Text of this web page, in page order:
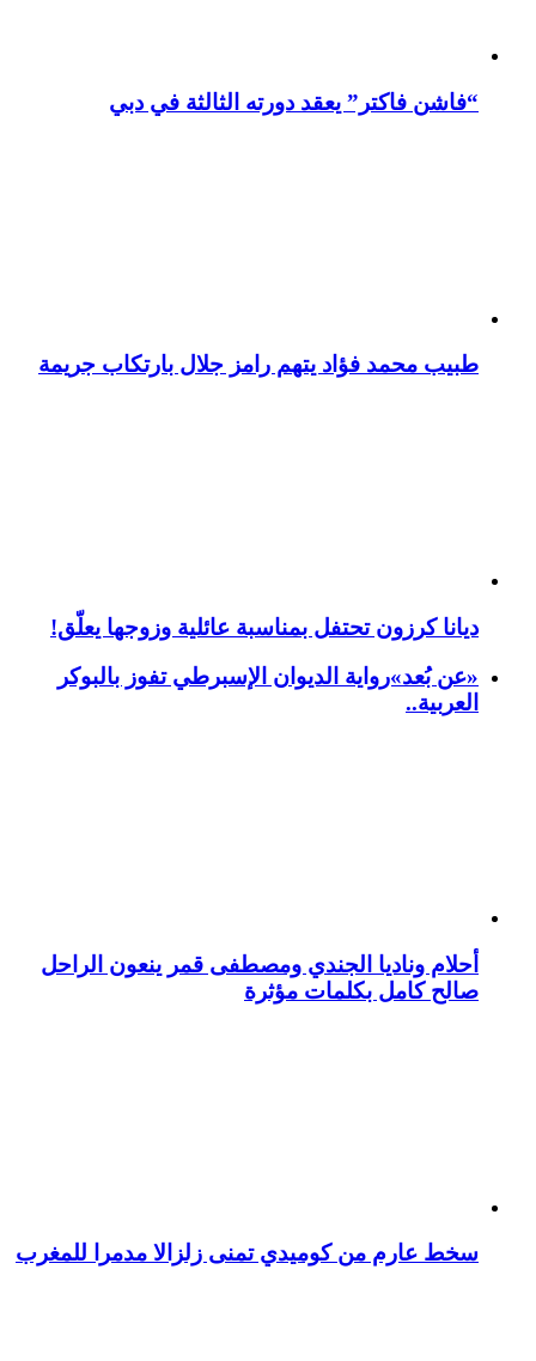
“فاشن فاكتر” يعقد دورته الثالثة في دبي
طبيب محمد فؤاد يتهم رامز جلال بارتكاب جريمة
ديانا كرزون تحتفل بمناسبة عائلية وزوجها يعلّق!
«عن بُعد»رواية الديوان الإسبرطي تفوز بالبوكر
العربية..
أحلام وناديا الجندي ومصطفى قمر ينعون الراحل
صالح كامل بكلمات مؤثرة
سخط عارم من كوميدي تمنى زلزالا مدمرا للمغرب